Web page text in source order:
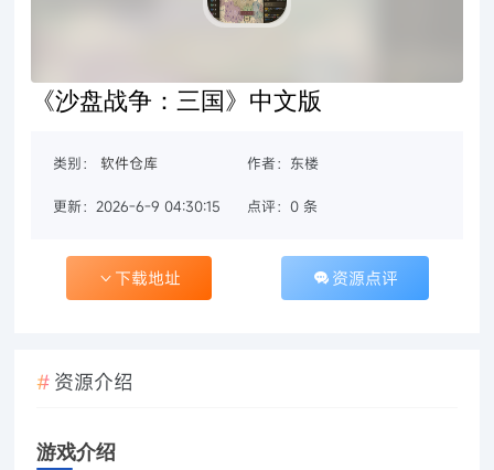
《沙盘战争：三国》中文版
类别： 软件仓库 作者：东楼
更新：2026-6-9 04:30:15 点评：0 条
下载地址 资源点评
资源介绍
游戏介绍